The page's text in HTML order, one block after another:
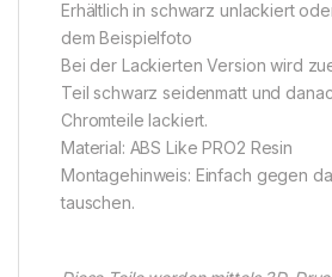
Erhältlich in schwarz unlackiert
dem Beispielfoto
Bei der Lackierten Version wird
Teil schwarz seidenmatt und
Chromteile lackiert.
Material: ABS Like PRO2 Resin
Montagehinweis: Einfach gegen
tauschen.